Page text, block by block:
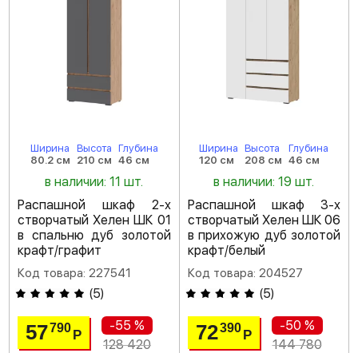
Ширина
80.2 см
Высота
210 см
Глубина
46 см
в наличии: 11 шт.
Распашной шкаф 2-х
створчатый Хелен ШК 01
в спальню дуб золотой
крафт/графит
Код товара: 227541
(5)
57790Р
-55 %
128 420
Ширина
120 см
Высота
208 см
Глубина
46 см
в наличии: 19 шт.
Распашной шкаф 3-х
створчатый Хелен ШК 06
в прихожую дуб золотой
крафт/белый
Код товара: 204527
(5)
72390 Р
-50 %
144 780